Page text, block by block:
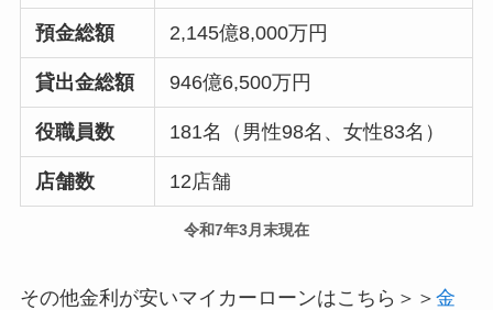
預金総額 2,145億8,000万円
貸出金総額 946億6,500万円
役職員数 181名（男性98名、女性83名）
店舗数 12店舗
令和7年3月末現在
その他金利が安いマイカーローンはこちら＞＞ 金